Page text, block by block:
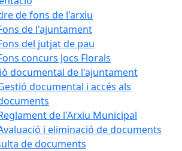
de fons de l'arxiu
de l'ajuntament
del jutjat de pau
concurs Jocs Florals
documental de l'ajuntament
documental i accés als
de l'Arxiu Municipal
i eliminació de documents
de documents